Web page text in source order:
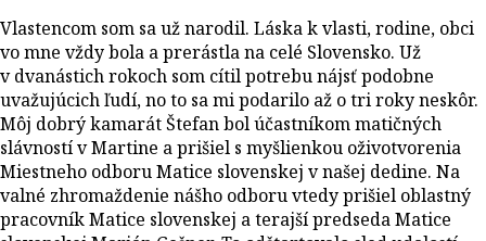
Vlastencom som sa už narodil. Láska k vlasti, rodine, obci
vo mne vždy bola a prerástla na celé Slovensko. Už
v dvanástich rokoch som cítil potrebu nájsť podobne
uvažujúcich ľudí, no to sa mi podarilo až o tri roky neskôr.
Môj dobrý kamarát Štefan bol účastníkom matičných
slávností v Martine a prišiel s myšlienkou oživotvorenia
Miestneho odboru Matice slovenskej v našej dedine. Na
valné zhromaždenie nášho odboru vtedy prišiel oblastný
pracovník Matice slovenskej a terajší predseda Matice